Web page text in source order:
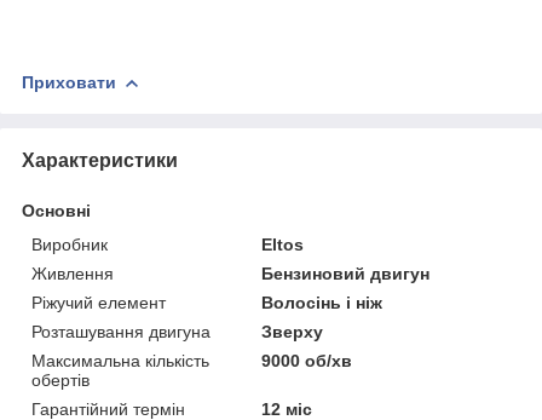
Приховати
Характеристики
Основні
Виробник
Eltos
Живлення
Бензиновий двигун
Ріжучий елемент
Волосінь і ніж
Розташування двигуна
Зверху
Максимальна кількість
обертів
9000 об/хв
Гарантійний термін
12 міс